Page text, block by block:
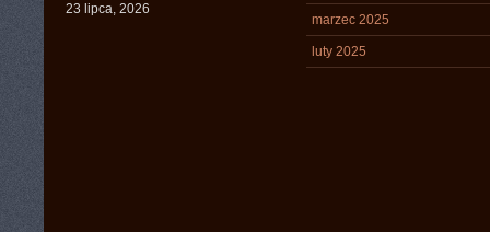
23 lipca, 2026
marzec 2025
luty 2025